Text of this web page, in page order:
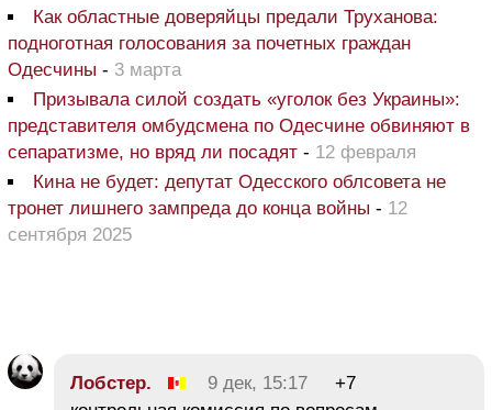
Как областные доверяйцы предали Труханова:
подноготная голосования за почетных граждан
Одесчины - 3 марта
Призывала силой создать «уголок без Украины»:
представителя омбудсмена по Одесчине обвиняют в
сепаратизме, но вряд ли посадят - 12 февраля
Кина не будет: депутат Одесского облсовета не
тронет лишнего зампреда до конца войны - 12
сентября 2025
Лобстер. 9 дек, 15:17
+7